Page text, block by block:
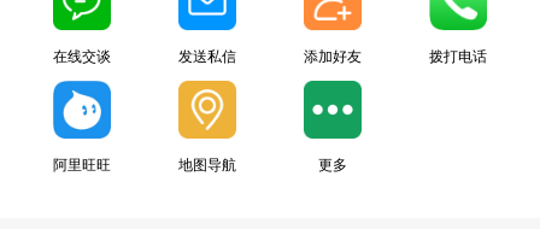
在线交谈 发送私信 添加好友 拨打电话
阿里旺旺 地图导航 更多